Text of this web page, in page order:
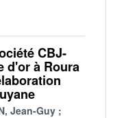
CBJ-
d'or à Roura
Jean-Guy